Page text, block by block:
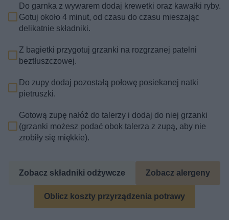
Do garnka z wywarem dodaj krewetki oraz kawałki ryby.
Gotuj około 4 minut, od czasu do czasu mieszając
delikatnie składniki.
Z bagietki przygotuj grzanki na rozgrzanej patelni
beztłuszczowej.
Do zupy dodaj pozostałą połowę posiekanej natki
pietruszki.
Gotową zupę nałóż do talerzy i dodaj do niej grzanki
(grzanki możesz podać obok talerza z zupą, aby nie
zrobiły się miękkie).
Zobacz składniki odżywcze Zobacz alergeny
Oblicz koszty przyrządzenia potrawy